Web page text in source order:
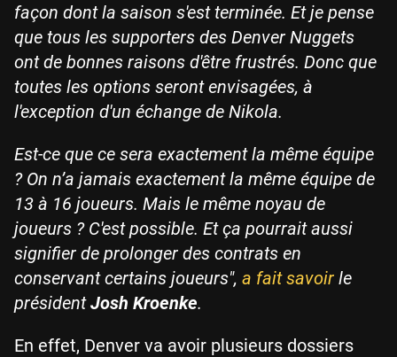
façon dont la saison s'est terminée. Et je pense
que tous les supporters des Denver Nuggets
ont de bonnes raisons d'être frustrés. Donc que
toutes les options seront envisagées, à
l'exception d'un échange de Nikola.
Est-ce que ce sera exactement la même équipe
? On n’a jamais exactement la même équipe de
13 à 16 joueurs. Mais le même noyau de
joueurs ? C'est possible. Et ça pourrait aussi
signifier de prolonger des contrats en
conservant certains joueurs", a fait savoir le
présidentJosh Kroenke.
En effet, Denver va avoir plusieurs dossiers